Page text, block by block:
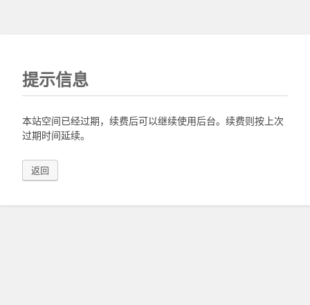
提示信息
本站空间已经过期，续费后可以继续使用后台。续费则按上次
过期时间延续。
返回